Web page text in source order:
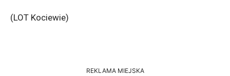
(LOT Kociewie)
REKLAMA MIEJSKA